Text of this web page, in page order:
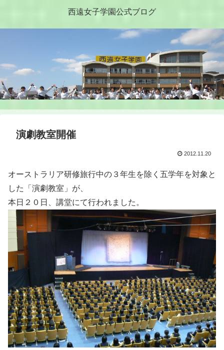
西遠女子学園公式ブログ
演劇教室開催
2012.11.20
オーストラリア研修旅行中の３年生を除く五学年を対象と
した「演劇教室」が、
本日２０日、講堂にて行われました。